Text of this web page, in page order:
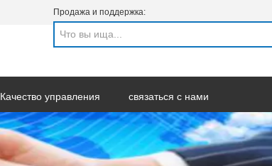
Продажа и поддержка:
Качество управления связаться с нами